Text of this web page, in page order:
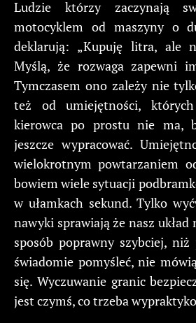
Ludzie którzy zaczynają
motocyklem od maszyny o
deklarują: „Kupuję litra, ale
Myślą, że rozwaga zapewni
Tymczasem ono zależy nie
też od umiejętności, których
kierowca po prostu nie ma,
jeszcze wypracować.
wielokrotnym powtarzaniem
bowiem wiele sytuacji
w ułamkach sekund. Tylko
nawyki sprawiają że nasz układ
sposób poprawny szybciej,
świadomie pomyśleć, nie
się. Wyczuwanie granic
jest czymś, co trzeba